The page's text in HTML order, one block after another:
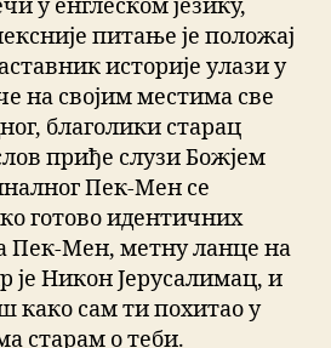
у енглеском језику,
питање је положај
историје улази у
на својим местима све
благолики старац
приђе слузи Божјем
Пек-Мен се
готово идентичних
Пек-Мен, метну ланце на
је Никон Јерусалимац, и
како сам ти похитао у
старам о теби.